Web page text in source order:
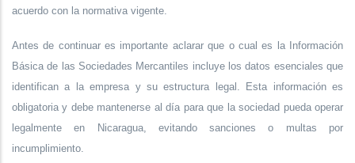
acuerdo con la normativa vigente.
Antes de continuar es importante aclarar que o cual es la Información
Básica de las Sociedades Mercantiles incluye los datos esenciales que
identifican a la empresa y su estructura legal. Esta información es
obligatoria y debe mantenerse al día para que la sociedad pueda operar
legalmente en Nicaragua, evitando sanciones o multas por
incumplimiento.